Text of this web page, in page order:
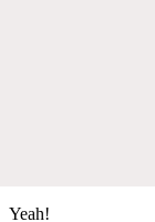
Yeah!